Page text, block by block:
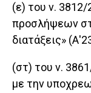
(ε) του ν.
προσλήψεων
διατάξεις»
(στ) του ν.
με την